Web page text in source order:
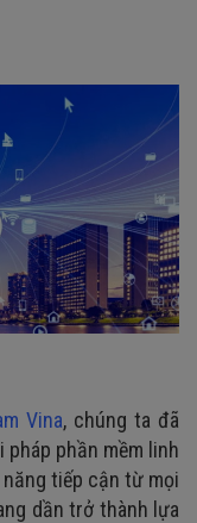
Vina, chúng ta đã
pháp phần mềm linh
tiếp cận từ mọi
dần trở thành lựa